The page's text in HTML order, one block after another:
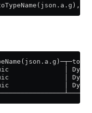
json . a .g),
│
│
│